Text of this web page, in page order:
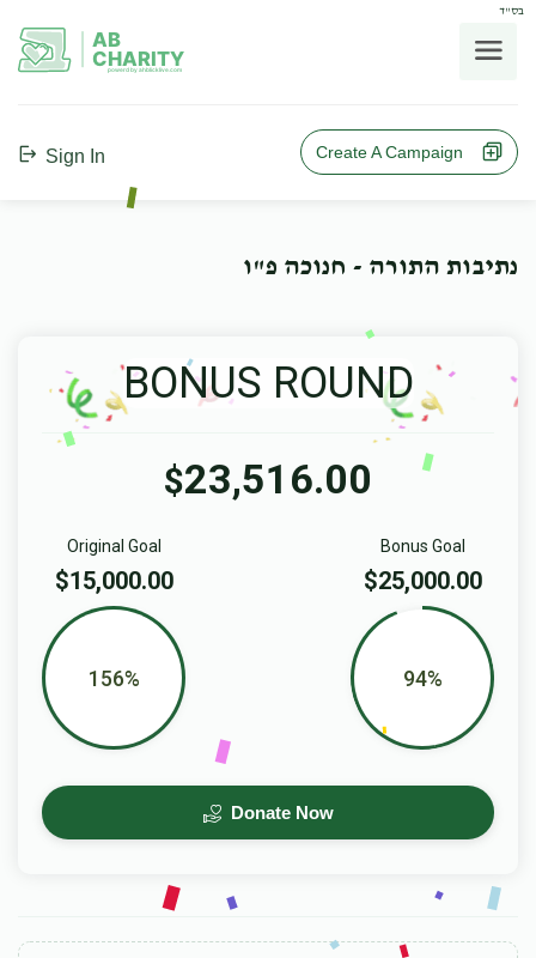
בס"ד
AB
CHARITY
powerd by ahblicklive.com
Sign In Create A Campaign
נתיבות התורה - חנוכה פ"ו
BONUS ROUND
$23,516.00
Bonus Goal
$25,000.00
94%
Original Goal
$15,000.00
156%
Donate Now